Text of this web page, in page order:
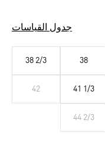
جدول القياسات
38
38 2/3
41 1/3
42
44 2/3